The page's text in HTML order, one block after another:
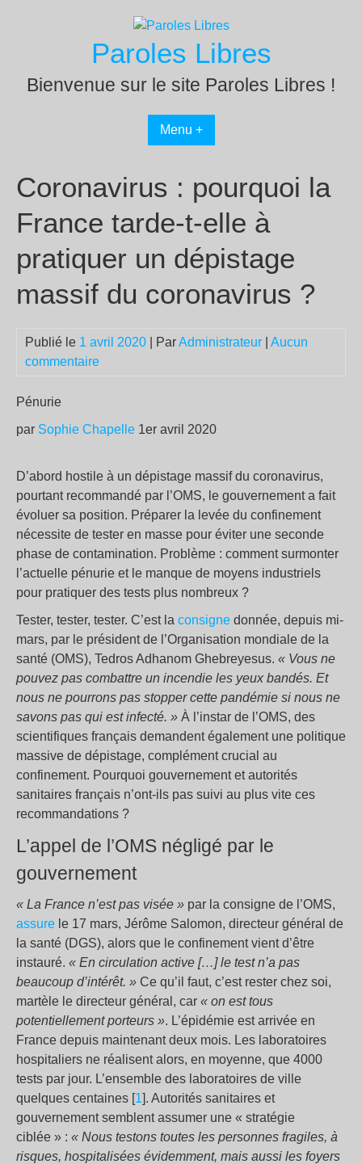
Paroles Libres
Bienvenue sur le site Paroles Libres !
Menu +
Coronavirus : pourquoi la
France tarde-t-elle à
pratiquer un dépistage
massif du coronavirus ?
Publié le 1 avril 2020 | ParAdministrateur
Aucun
commentaire
Pénurie
par Sophie Chapelle 1er avril 2020
D’abord hostile à un dépistage massif du coronavirus,
pourtant recommandé par l’OMS, le gouvernement a fait
évoluer sa position. Préparer la levée du confinement
nécessite de tester en masse pour éviter une seconde
phase de contamination. Problème : comment surmonter
l’actuelle pénurie et le manque de moyens industriels
pour pratiquer des tests plus nombreux ?
Tester, tester, tester. C’est la consigne donnée, depuis mi-
mars, par le président de l’Organisation mondiale de la
santé (OMS), Tedros Adhanom Ghebreyesus. « Vous ne
pouvez pas combattre un incendie les yeux bandés. Et
nous ne pourrons pas stopper cette pandémie si nous ne
savons pas qui est infecté. » À l’instar de l’OMS, des
scientifiques français demandent également une politique
massive de dépistage, complément crucial au
confinement. Pourquoi gouvernement et autorités
sanitaires français n’ont-ils pas suivi au plus vite ces
recommandations ?
L’appel de l’OMS négligé par le
gouvernement
« La France n’est pas visée » par la consigne de l’OMS,
assure le 17 mars, Jérôme Salomon, directeur général de
la santé (DGS), alors que le confinement vient d’être
instauré. « En circulation active […] le test n’a pas
beaucoup d’intérêt. » Ce qu’il faut, c’est rester chez soi,
martèle le directeur général, car « on est tous
potentiellement porteurs ». L’épidémie est arrivée en
France depuis maintenant deux mois. Les laboratoires
hospitaliers ne réalisent alors, en moyenne, que 4000
tests par jour. L’ensemble des laboratoires de ville
quelques centaines [1]. Autorités sanitaires et
gouvernement semblent assumer une « stratégie
ciblée » : « Nous testons toutes les personnes fragiles, à
risques, hospitalisées évidemment, mais aussi les foyers